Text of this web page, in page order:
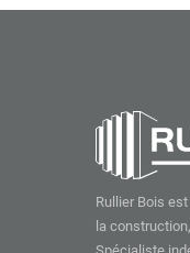
Rullier Bois
la